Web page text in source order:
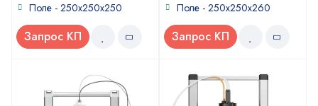
Поле - 250х250х250
Запрос КП
Поле - 250x250x260
Запрос КП